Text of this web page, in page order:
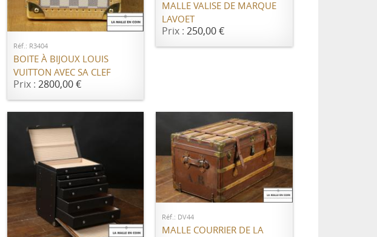
AJOUTER AU PANIER
Réf.: R3404
BOITE À BIJOUX LOUIS
VUITTON AVEC SA CLEF
Prix : 2800,00 €
MALLE VALISE DE MARQUE
LAVOET
Prix :250,00 €
AJOUTER AU PANIER
AJOUTER AU PANIER
Réf.: DV44
MALLE COURRIER DE LA